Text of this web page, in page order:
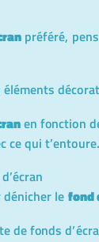
préféré,
en fonction
ce qui t’entoure.
le fond
de fonds